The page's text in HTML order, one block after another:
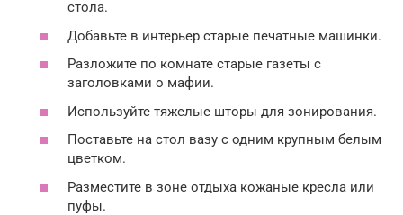
стола.
Добавьте в интерьер старые печатные машинки.
Разложите по комнате старые газеты с
заголовками о мафии.
Используйте тяжелые шторы для зонирования.
Поставьте на стол вазу с одним крупным белым
цветком.
Разместите в зоне отдыха кожаные кресла или
пуфы.